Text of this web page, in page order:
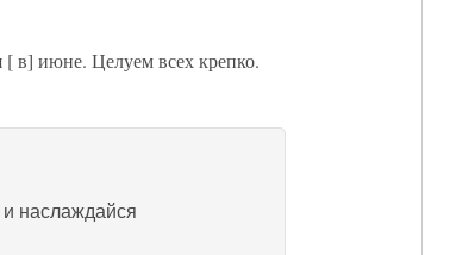
в] июне. Целуем всех крепко.
и наслаждайся